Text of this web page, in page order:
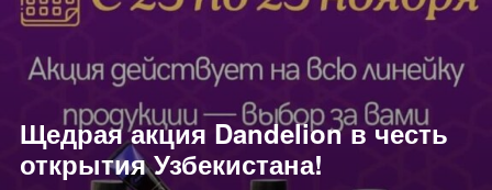
Щедрая акция Dandelion в честь
открытия Узбекистана!